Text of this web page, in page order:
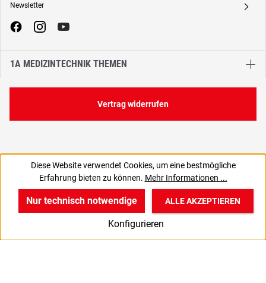
Newsletter A
1A MEDIZINTECHNIK THEMEN
Vertrag widerrufen
Diese Website verwendet Cookies, um eine bestmögliche
Erfahrung bieten zu können. Mehr Informationen ...
Nur technisch notwendige
Konfigurieren
ALLE AKZEPTIEREN
v
Produkte
B